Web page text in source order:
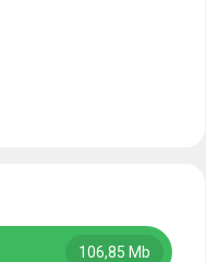
106,85 Mb